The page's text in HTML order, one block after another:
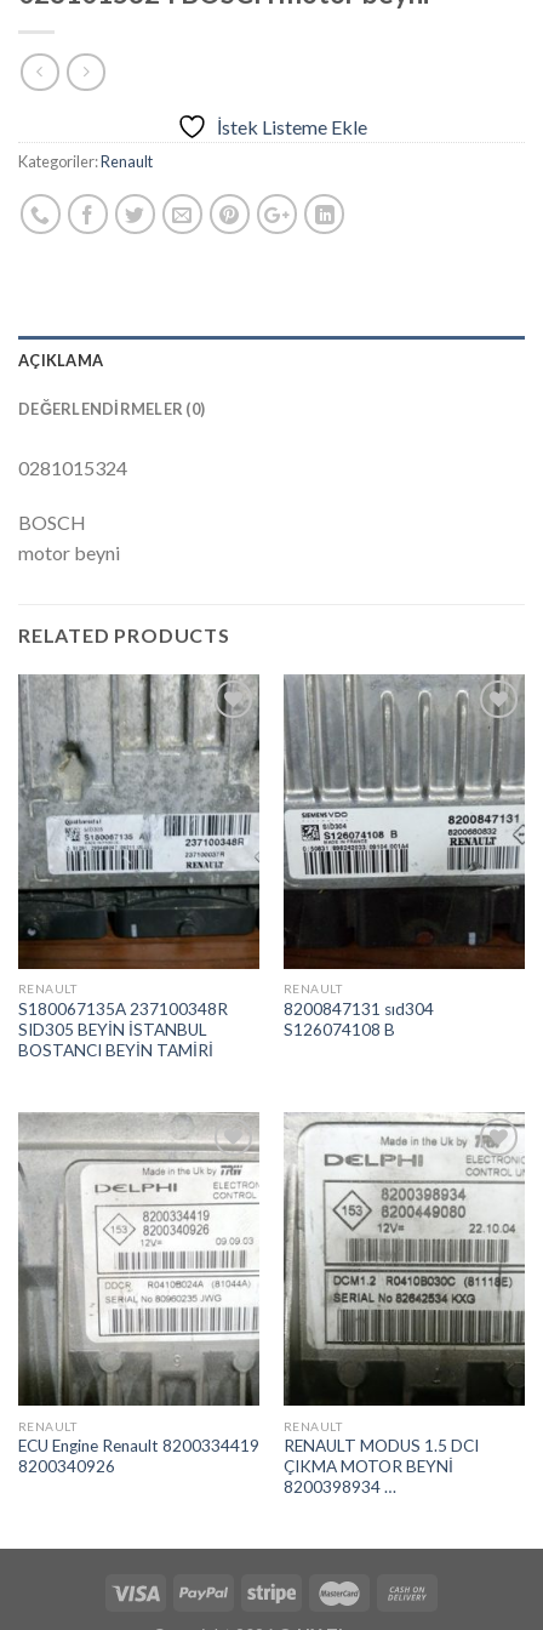
İstek Listeme Ekle
Kategoriler:Renault
AÇIKLAMA
DEĞERLENDIRMELER (0)
0281015324
BOSCH
motor beyni
RELATED PRODUCTS
İstek
Listeme
Ekle
RENAULT
S180067135A 237100348R
SID305 BEYİN İSTANBUL
BOSTANCI BEYİN TAMİRİ
İstek
Listeme
Ekle
RENAULT
8200847131 sıd304
S126074108 B
İstek
Listeme
Ekle
RENAULT
ECU Engine Renault 8200334419
8200340926
Listeme
RENAULT
RENAULT MODUS 1.5 DCI
ÇIKMA MOTOR BEYNİ
8200398934 …